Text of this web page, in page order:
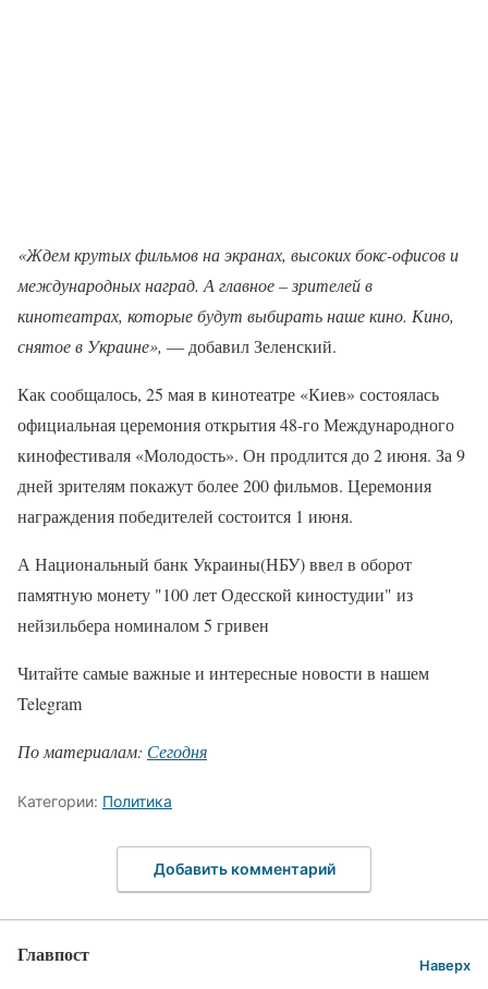
«Ждем крутых фильмов на экранах, высоких бокс-офисов и
международных наград. А главное – зрителей в
кинотеатрах, которые будут выбирать наше кино. Кино,
снятое в Украине», — добавил Зеленский.
Как сообщалось, 25 мая в кинотеатре «Киев» состоялась
официальная церемония открытия 48-го Международного
кинофестиваля «Молодость». Он продлится до 2 июня. За 9
дней зрителям покажут более 200 фильмов. Церемония
награждения победителей состоится 1 июня.
А Национальный банк Украины(НБУ) ввел в оборот
памятную монету "100 лет Одесской киностудии" из
нейзильбера номиналом 5 гривен
Читайте самые важные и интересные новости в нашем
Telegram
По материалам: Сегодня
Категории: Политика
Добавить комментарий
Главпост Наверх